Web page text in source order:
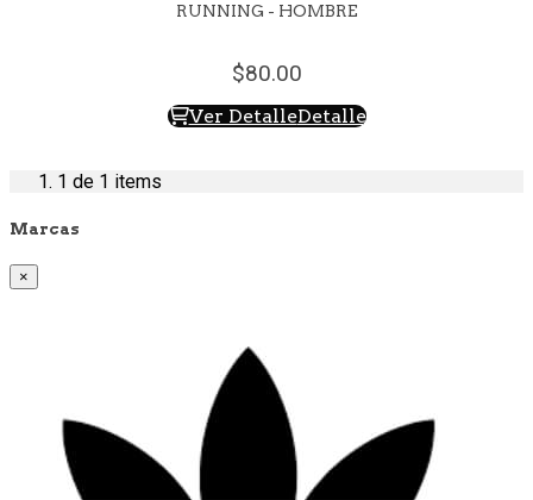
RUNNING - HOMBRE
80.00
Ver DetalleDetalle
1 de 1 items
Marcas
×